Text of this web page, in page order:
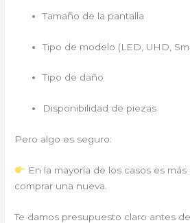
Tamaño de la pantalla
Tipo de modelo (LED, UHD,
Tipo de daño
Disponibilidad de piezas
Pero algo es seguro:
En la mayoría de los casos es
comprar una nueva.
Te damos presupuesto claro antes